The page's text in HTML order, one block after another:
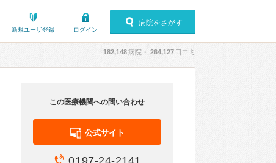
新規ユーザ登録 ログイン
病院をさがす
182,148病院・ 264,127 口コミ
この医療機関への問い合わせ
公式サイト
0197-24-2141